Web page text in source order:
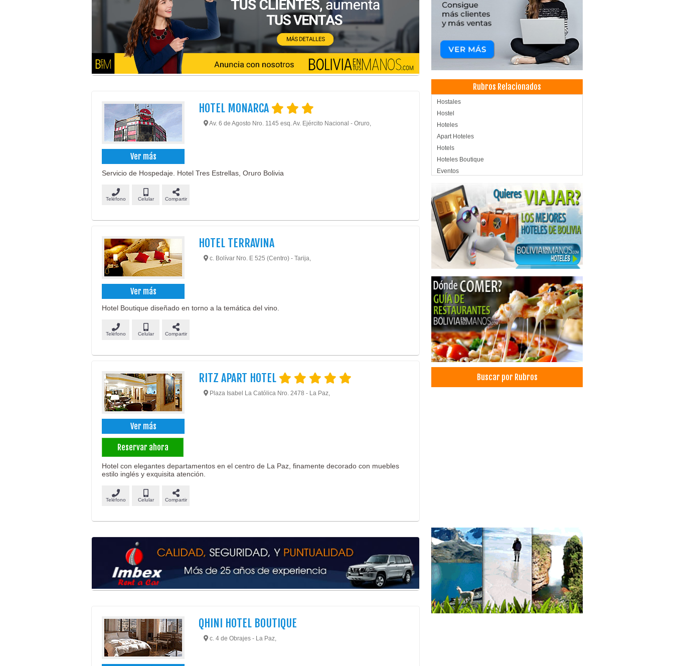
Ver más
HOTEL MONARCA
Av. 6 de Agosto Nro. 1145 esq. Av. Ejército Nacional - Oruro,
Servicio de Hospedaje. Hotel Tres Estrellas, Oruro Bolivia
Teléfono Celular Compartir
Ver más
HOTEL TERRAVINA
c. Bolívar Nro. E 525 (Centro) - Tarija,
Hotel Boutique diseñado en torno a la temática del vino.
Teléfono Celular Compartir
Ver más
Reservar ahora
RITZ APART HOTEL
Plaza Isabel La Católica Nro. 2478 - La Paz,
Hotel con elegantes departamentos en el centro de La Paz, finamente decorado con muebles
estilo inglés y exquisita atención.
Teléfono Celular Compartir
QHINI HOTEL BOUTIQUE
c. 4 de Obrajes - La Paz,
Rubros Relacionados
Hostales
Hostel
Hoteles
Apart Hoteles
Hotels
Hoteles Boutique
Eventos
Centro de Convenciones
Alojamientos
Hotelería
Asistentes
Buscar por Rubros